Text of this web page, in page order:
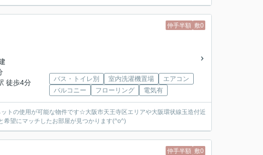
仲手半額 敷0
徒歩4分 バス・トイレ別 室内洗濯機置場
エアコン
バルコニー
フローリング 電気有
トの使用が可能な物件です☆大阪市天王寺区エリアや大阪環状線玉造付近
望にマッチしたお部屋が見つかります(^o^)
仲手半額 敷0